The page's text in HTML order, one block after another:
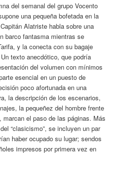
del semanal del grupo Vocento
una pequeña bofetada en la
Alatriste habla sobre una
barco fantasma mientras se
y la conecta con su bagaje
texto anecdótico, que podría
del volumen con mínimos
esencial en un puesto de
poco afortunada en una
la descripción de los escenarios,
la pequeñez del hombre frente
marcan el paso de las páginas. Más
“clasicismo”, se incluyen un par
haber ocupado su lugar; sendos
impresos por primera vez en